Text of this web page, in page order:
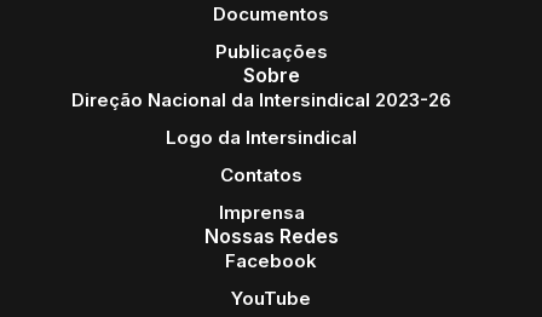
Documentos
Publicações
Sobre
Direção Nacional da Intersindical 2023-26
Logo da Intersindical
Contatos
Imprensa
Nossas Redes
Facebook
YouTube